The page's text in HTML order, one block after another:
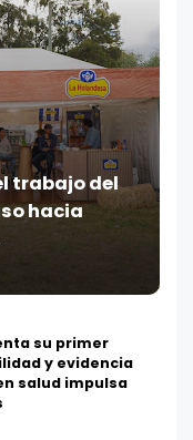
trabajo del
hacia
su primer
y evidencia
salud impulsa